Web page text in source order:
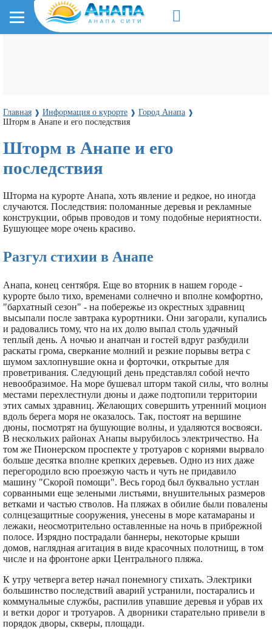
Главная ❱ Информация о курорте ❱ Город Анапа ❱
Шторм в Анапе и его последствия
Шторм в Анапе и его
последствия
Шторма на курорте Анапа, хоть явление и редкое, но иногда
случаются. Последствия: поломанные деревья и рекламные
конструкции, обрыв проводов и тому подобные нериятности.
Бушующее море очень красиво.
Разгул стихии в Анапе
Анапа, конец сентября. Еще во вторник в нашем городе -
курорте было тихо, временами солнечно и вполне комфортно,
"бархатный сезон" - на побережье из окрестных здравниц
высыпали после завтрака курортники. Они загорали, купались
и радовались тому, что на их долю выпал столь удачный
теплый день. А ночью и анапчан и гостей вдруг разбудили
раскаты грома, сверкание молний и резкие порывы ветра с
шумом захлопнувшие окна и форточки, открытые для
проветривания. Следующий день представлял собой нечто
невообразимое. На море бушевал шторм такой силы, что волны
местами перехлестнули дюны и даже подтопили территории
этих самых здравниц. Желающих совершить утренний моцион
вдоль берега моря не оказалось. Так, постоят на вершине
дюны, посмотрят на бушующие волны, и удаляются восвояси.
В нескольких районах Анапы вырубилось электричество. На
том же Пионерском проспекте у тротуаров с корнями вырвало
больше десятка вполне крепких деревьев. Одно из них даже
перегородило всю проезжую часть и чуть не придавило
машину "Скорой помощи". Весь город был буквально устлан
сорванными еще зелеными листьями, внушительных размеров
ветками и частью стволов. На пляжах в обилие были повалены
солнцезащитные сооружения, унесены в море катамараны и
лежаки, неосмотрительно оставленные на ночь в прибрежной
полосе. Изрядно пострадали баннеры, некоторые крыши
домов, наглядная агитация в виде красочных полотнищ, в том
числе и на фронтоне арки Центрального пляжа.
К утру четверга ветер начал понемногу стихать. Электрики
большинство последствий аварий устранили, постарались и
коммунальные службы, распилив упавшие деревья и убрав их
и ветки дорог и тротуаров. А дворники старательно привели в
порядок дворы, скверы, площади.